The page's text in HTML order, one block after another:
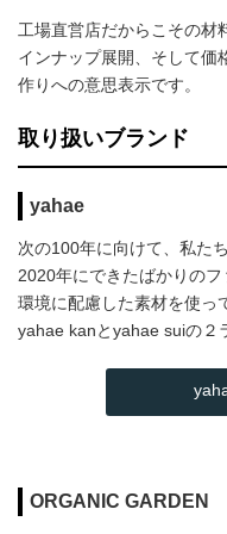
工場直営店だからこその材
インナップ展開、そして価
作りへの意思表示です。
取り扱いブランド
yahae
次の100年に向けて、私た
2020年にできたばかりの
環境に配慮した素材を使っ
yahae kanとyahae suiの２
ORGANIC GARDEN